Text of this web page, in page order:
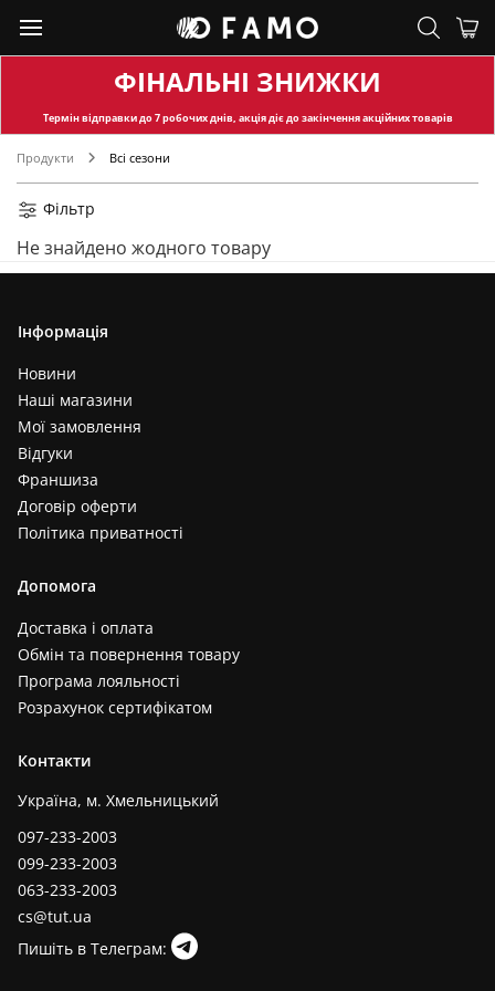
ФІНАЛЬНІ ЗНИЖКИ
Термін відправкидо 7 робочих днів, акція діє до закінчення акційних товарів
Продукти Всі сезони
Фільтр
Не знайдено жодного товару
Інформація
Новини
Наші магазини
Мої замовлення
Відгуки
Франшиза
Договір оферти
Політика приватності
Допомога
Доставка і оплата
Обмін та повернення товару
Програма лояльності
Розрахунок сертифікатом
Контакти
Україна, м. Хмельницький
097-233-2003
099-233-2003
063-233-2003
cs@tut.ua
Пишіть в Телеграм: